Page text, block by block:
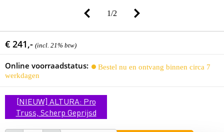
1/2
€ 241,- (incl. 21% btw)
Online voorraadstatus:
Bestel nu en ontvang binnen circa 7
werkdagen
[NIEUW] ALTURA: Pro
Truss, Scherp Geprijsd